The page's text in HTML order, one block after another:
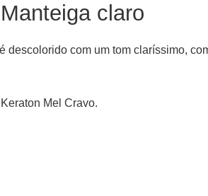
claro
descolorido com um tom claríssimo,
Mel Cravo.